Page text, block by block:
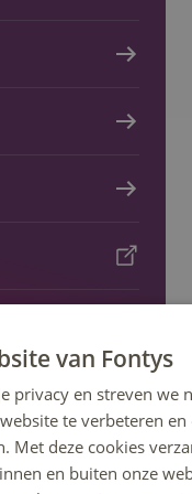
van Fontys
privacy en streven we
te verbeteren
Met deze cookies
en buiten onze